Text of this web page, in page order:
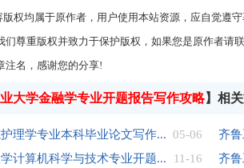
版权均属于原作者，用户使用本站资源，应自觉遵
们尊重版权并致力于保护版权，如果您是原作者请
注名，感谢您的分享!
大学金融学专业开题报告写作攻略】相关
理学专业本科毕业论文写作... 05-06 齐
计算机科学与技术专业开题...
11-16 齐